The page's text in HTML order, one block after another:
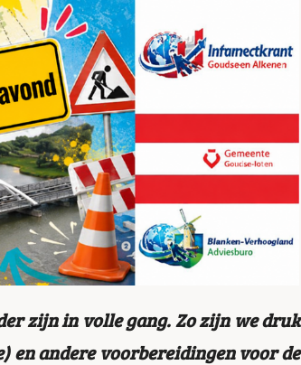
zijn in volle gang. Zo zijn we druk
en andere voorbereidingen voor de